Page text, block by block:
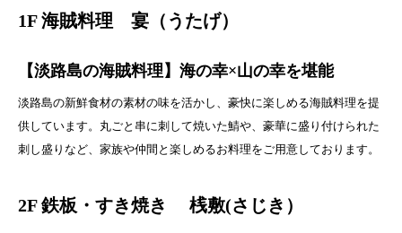
1F 海賊料理 宴（うたげ）
【淡路島の海賊料理】海の幸×山の幸を堪能
淡路島の新鮮食材の素材の味を活かし、豪快に楽しめる海賊料理を提
供しています。丸ごと串に刺して焼いた鯖や、豪華に盛り付けられた
刺し盛りなど、家族や仲間と楽しめるお料理をご用意しております。
2F 鉄板・ すき焼き 桟敷(さじき）